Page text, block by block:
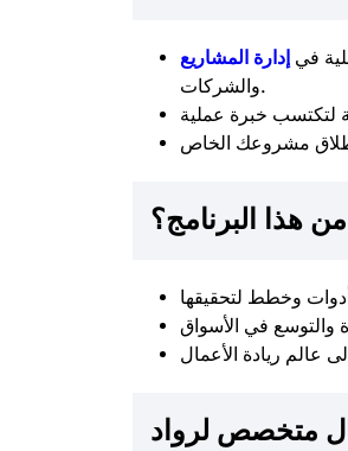
في إدارة المشاريع
والشركات.
هذا البرنامج؟
متخصص لرواد